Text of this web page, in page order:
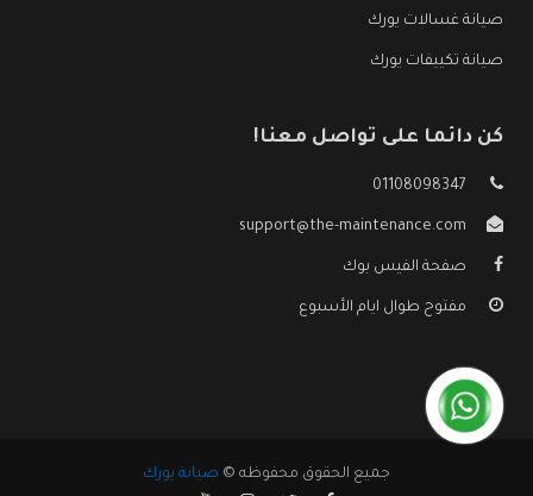
صيانة غسالات يورك
صيانة تكييفات يورك
كن دائما على تواصل معنا!
01108098347
support@the-maintenance.com
صفحة الفيس بوك
مفتوح طوال ايام الأسبوع
جميع الحقوق محفوظه © صيانة يورك